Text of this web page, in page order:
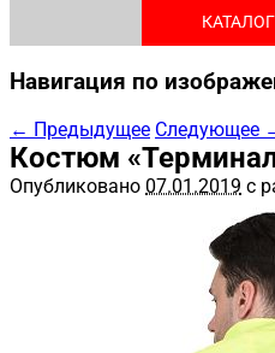
КАТАЛОГ
Навигация по
← Предыдущее Следующее
Костюм
Опубликовано 07.01.2019 с